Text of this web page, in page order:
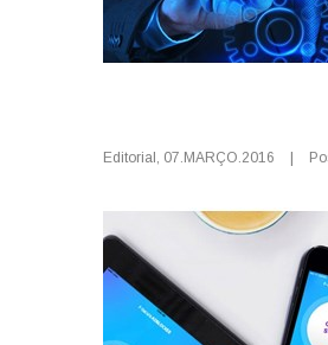
Editorial , 07.MARÇO.2016